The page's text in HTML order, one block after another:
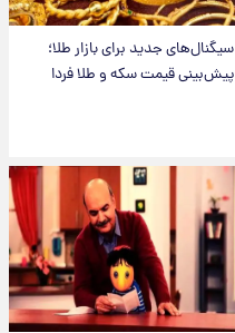
سیگنال‌های جدید برای بازار طلا؛
پیش‌بینی قیمت سکه و طلا فردا